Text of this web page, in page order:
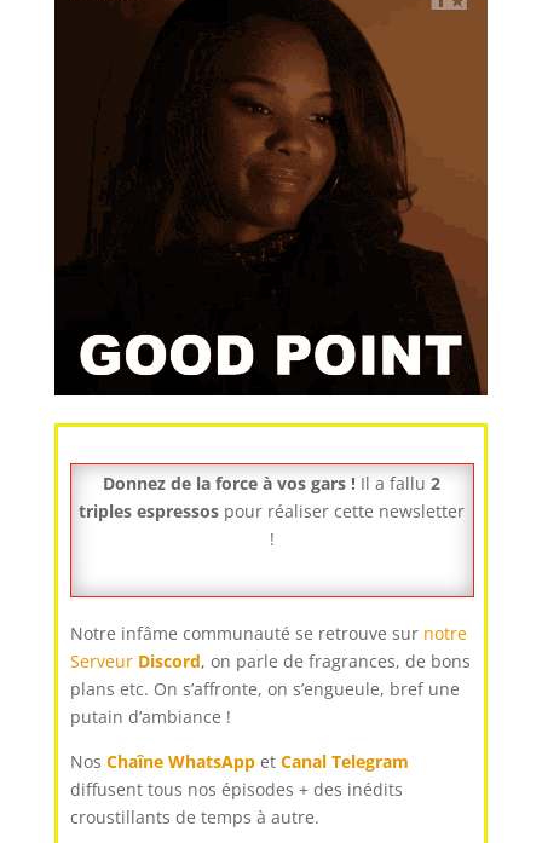
Donnez de la force à vos gars ! Il a fallu2
triples espressos pour réaliser cette newsletter
!
Notre infâme communauté se retrouve sur notre
Serveur Discord, on parle de fragrances, de bons
plans etc. On s’affronte, on s’engueule, bref une
putain d’ambiance !
Nos Chaîne WhatsAppet Canal Telegram
diffusent tous nos épisodes + des inédits
croustillants de temps à autre.